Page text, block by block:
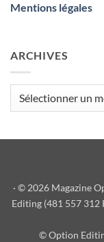
Mentions légales
ARCHIVES
· © 2026 Magazine
Editing (481 557 312
© Option